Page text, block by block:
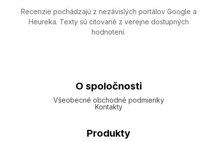
Recenzie pochádzajú z nezávislých portálov Google a
Heureka. Texty sú citované z verejne dostupných
hodnotení.
O spoločnosti
Všeobecné obchodné podmienky
Kontakty
Produkty